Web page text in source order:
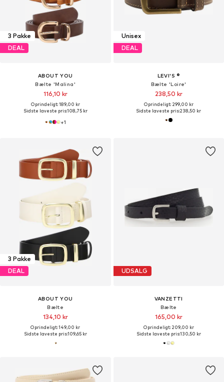
3 Pakke
DEAL
ABOUT YOU
Bælte 'Malina'
116,10 kr
Oprindeligt: 189,00 kr
Sidste laveste pris:108,75 kr
+1
Unisex
DEAL
LEVI'S ®
Bælte 'Loire'
238,50 kr
Oprindeligt: 299,00 kr
Sidste laveste pris:238,50 kr
3 Pakke
DEAL
ABOUT YOU
Bælte
134,10 kr
Oprindeligt: 149,00 kr
Sidste laveste pris:109,65 kr
UDSALG
VANZETTI
Bælte
165,00 kr
Oprindeligt: 209,00 kr
Sidste laveste pris:130,50 kr